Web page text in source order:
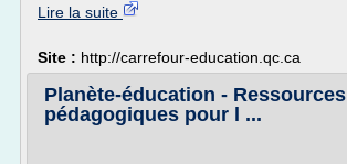
Lire la suite
Site : http://carrefour-education.qc.ca
Planète-éducation - Ressources
pédagogiques pour l ...